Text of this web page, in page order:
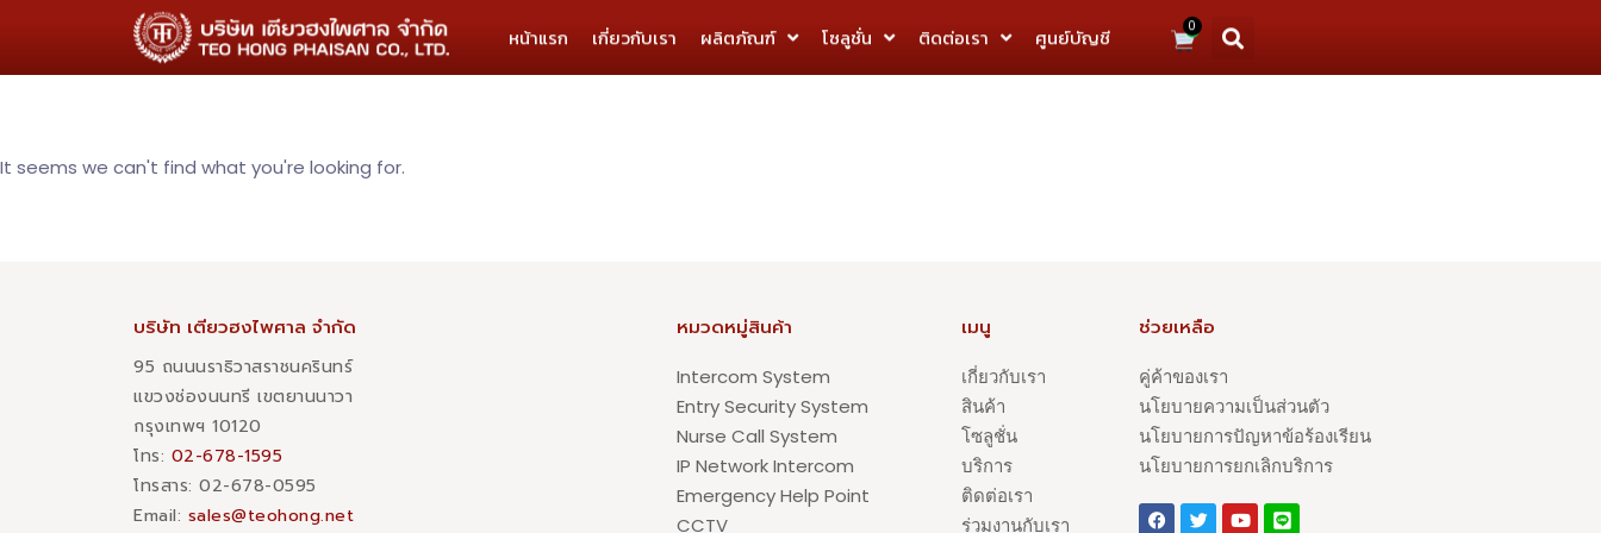
หน้าแรก เกี่ยวกับเรา ผลิตภัณฑ์ โซลูชั่น ติดต่อเรา ศูนย์บัญชี 0
It seems we can't find what you're looking for.
บริษัท เตียวฮงไพศาล จำกัด
95 ถนนนราธิวาสราชนครินทร์
แขวงช่องนนทรี เขตยานนาวา
กรุงเทพฯ 10120
โทร: 02-678-1595
โทรสาร:​ 02-678-0595
Email: sales@teohong.net
หมวดหมู่สินค้า
Intercom System
Entry Security System
Nurse Call System
IP Network Intercom
Emergency Help Point
CCTV
เมนู
เกี่ยวกับเรา
สินค้า
โซลูชั่น
บริการ
ติดต่อเรา
ร่วมงานกับเรา
ช่วยเหลือ
คู่ค้าของเรา
นโยบายความเป็นส่วนตัว
นโยบายการปัญหาข้อร้องเรียน
นโยบายการยกเลิกบริการ